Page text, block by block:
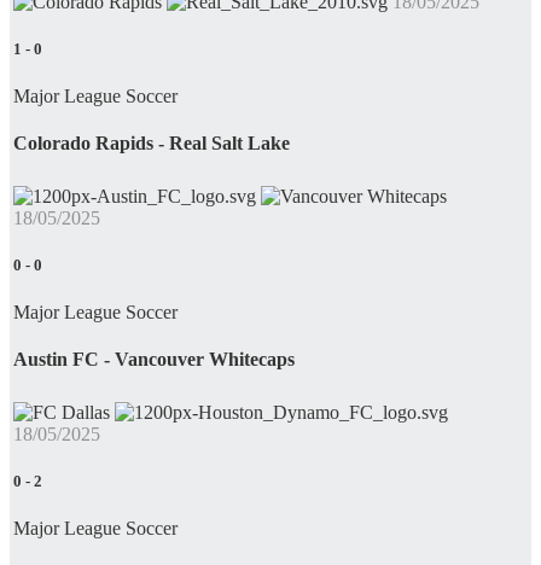
1 - 0
Major League Soccer
Colorado Rapids - Real Salt Lake
18/05/2025
0 - 0
Major League Soccer
Austin FC - Vancouver Whitecaps
18/05/2025
0 - 2
Major League Soccer